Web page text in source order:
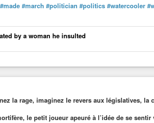
#made #march #politician #politics #watercooler
by a woman he insulted
la rage, imaginez le revers aux législatives, la
le petit joueur apeuré à l’idée de se